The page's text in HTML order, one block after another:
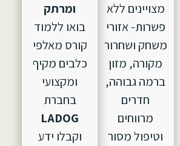
מצויינים ללא
פשרות- אזורי
משחק ושחרור
מקורה, מזון
ברמה גבוהה,
חדרים
מרווחים
וטיפול מסור
ומרתק
בואו ללמוד
קורס מאלפי
כלבים מקיף
ומקצועי
בחברת
LADOG
וקבלו ידע